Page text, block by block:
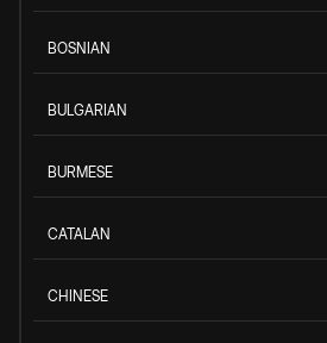
BOSNIAN
BULGARIAN
BURMESE
CATALAN
CHINESE